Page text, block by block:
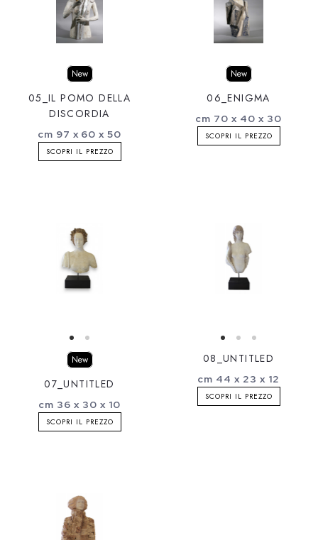
New
05_IL POMO DELLA
DISCORDIA
cm 97 x 60 x 50
SCOPRI IL PREZZO
New
06_ENIGMA
cm 70 x 40 x 30
SCOPRI IL PREZZO
New
07_UNTITLED
cm 36 x 30 x 10
SCOPRI IL PREZZO
08_UNTITLED
cm 44 x 23 x 12
SCOPRI IL PREZZO